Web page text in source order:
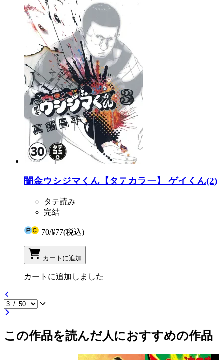
闇金ウシジマくん【タテカラー】 ゲイくん(2)
タテ読み
完結
70/¥77(税込)
カートに追加
カートに追加しました
この作品を読んだ人におすすめの作品